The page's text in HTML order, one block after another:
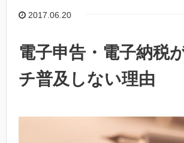
2017.06.20
電子申告・電子納税
チ普及しない理由